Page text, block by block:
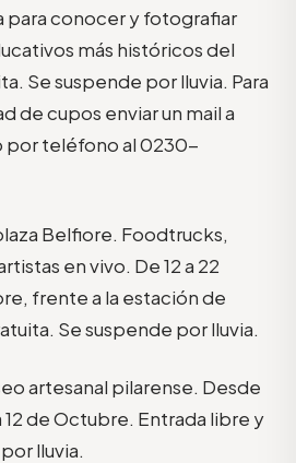
para conocer y fotografiar
más históricos del
Se suspende por lluvia. Para
de cupos enviar un mail a
por teléfono al 0230-
Belfiore. Foodtrucks,
en vivo. De 12 a 22
frente a la estación de
Se suspende por lluvia.
artesanal pilarense. Desde
12 de Octubre. Entrada libre y
lluvia.